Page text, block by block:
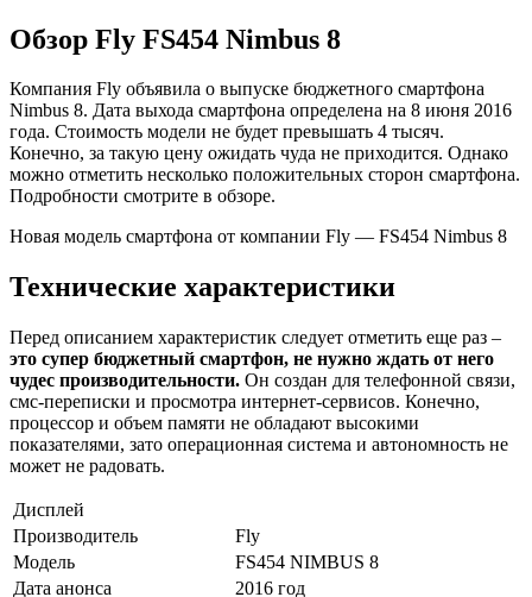
Обзор Fly FS454 Nimbus 8
Компания Fly объявила о выпуске бюджетного смартфона
Nimbus 8. Дата выхода смартфона определена на 8 июня 2016
года. Стоимость модели не будет превышать 4 тысяч.
Конечно, за такую цену ожидать чуда не приходится. Однако
можно отметить несколько положительных сторон смартфона.
Подробности смотрите в обзоре.
Новая модель смартфона от компании Fly — FS454 Nimbus 8
Технические характеристики
Перед описанием характеристик следует отметить еще раз –
это супер бюджетный смартфон, не нужно ждать от него
чудес производительности. Он создан для телефонной связи,
смс-переписки и просмотра интернет-сервисов. Конечно,
процессор и объем памяти не обладают высокими
показателями, зато операционная система и автономность не
может не радовать.
Дисплей
Производитель
Fly
Модель
FS454 NIMBUS 8
Дата анонса
2016 год